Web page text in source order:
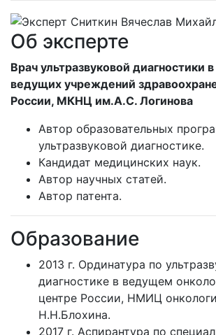
Об эксперте
Врач ультразвуковой диагностики
ведущих учреждений
России, МКНЦ им.А.С. Логинова
Автор образовательных
ультразвуковой диагностике.
Кандидат медицинских наук.
Автор научных статей.
Автор патента.
Образование
2013 г. Ординатура по
диагностике в ведущем
центре России, НМИЦ
Н.Н.Блохина.
2017 г. Аспирантура по